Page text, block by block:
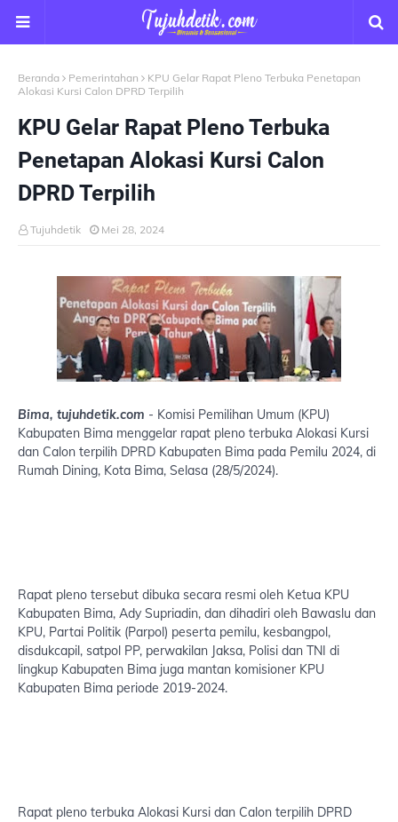
Beranda Pemerintahan
KPU Gelar Rapat Pleno Terbuka Penetapan
Alokasi Kursi Calon DPRD Terpilih
KPU Gelar Rapat Pleno Terbuka
Penetapan Alokasi Kursi Calon
DPRD Terpilih
Tujuhdetik Mei 28, 2024
Bima, tujuhdetik.com - Komisi Pemilihan Umum (KPU)
Kabupaten Bima menggelar rapat pleno terbuka Alokasi Kursi
dan Calon terpilih DPRD Kabupaten Bima pada Pemilu 2024, di
Rumah Dining, Kota Bima, Selasa (28/5/2024).
Rapat pleno tersebut dibuka secara resmi oleh Ketua KPU
Kabupaten Bima, Ady Supriadin, dan dihadiri oleh Bawaslu dan
KPU, Partai Politik (Parpol) peserta pemilu, kesbangpol,
disdukcapil, satpol PP, perwakilan Jaksa, Polisi dan TNI di
lingkup Kabupaten Bima juga mantan komisioner KPU
Kabupaten Bima periode 2019-2024.
Rapat pleno terbuka Alokasi Kursi dan Calon terpilih DPRD